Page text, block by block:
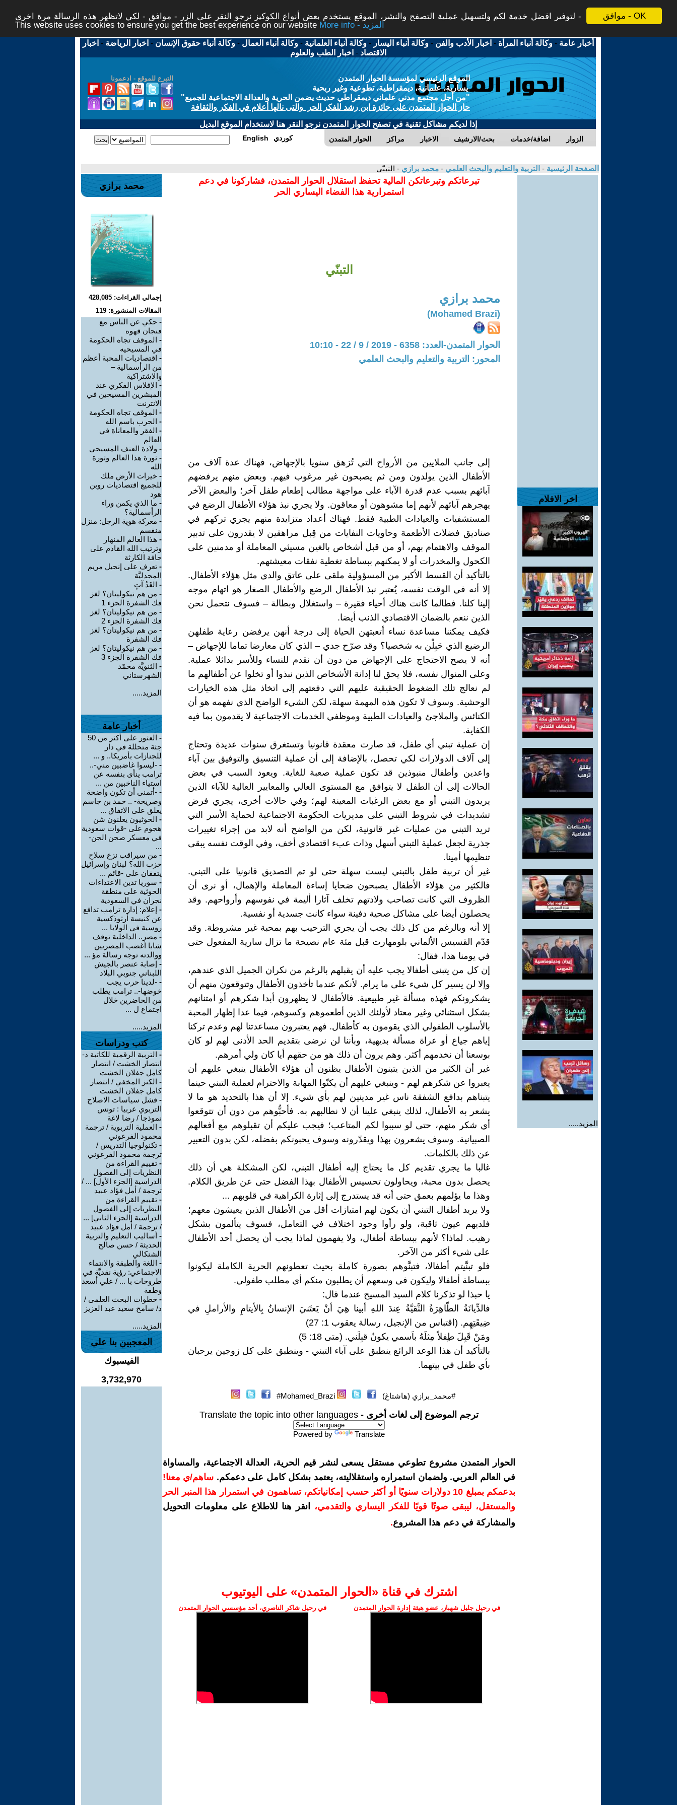
موافق - OK
لتوفير افضل خدمة لكم ولتسهيل عملية التصفح والنشر، الموقع يستخدم بعض أنواع الكوكيز نرجو النقر على الزر - موافق - لكي لاتظهر هذه الرسالة مرة اخرى -
This website uses cookies to ensure you get the best experience on our website
More info - المزيد
أخبار عامة -وكالة أنباء المرأة - اخبار الأدب والفن -وكالة أنباء اليسار -وكالة أنباء العلمانية -وكالة أنباء العمال -وكالة أنباء حقوق الإنسان - اخبار الرياضة - اخبار
الاقتصاد - اخبار الطب والعلوم
التبرع للموقع - ادعمونا
الموقع الرئيسي لمؤسسة الحوار المتمدن
يسارية، علمانية، ديمقراطية، تطوعية وغير ربحية
"من أجل مجتمع مدني علماني ديمقراطي حديث يضمن الحرية والعدالة الاجتماعية للجميع"
حاز الحوار المتمدن على جائزة ابن رشد للفكر الحر والتى نالها أعلام في الفكر والثقافة
إذا لديكم مشاكل تقنية في تصفح الحوار المتمدن نرجو النقر هنا لاستخدام الموقع البديل
الحوار المتمدن مراكز الاخبار بحث/الارشيف اضافة/خدمات الزوار English كوردي
الصفحة الرئيسية - التربية والتعليم والبحث العلمي - محمد برازي - التبنّي
اخر الافلام
المزيد.....
تبرعاتكم وتبرعاتكن المالية تحفظ استقلال الحوار المتمدن، فشاركونا في دعم
استمرارية هذا الفضاء اليساري الحر
التبنّي
محمد برازي
(Mohamed Brazi)
الحوار المتمدن-العدد: 6358 - 2019 / 9 / 22 - 10:10
المحور: التربية والتعليم والبحث العلمي
إلى جانب الملايين من الأرواح التي تُزهق سنويا بالإجهاض، فهناك عدة آلاف من
الأطفال الذين يولدون ومن ثم يصبحون غير مرغوب فيهم. وبعض منهم يرفضهم
آبائهم بسبب عدم قدرة الآباء على مواجهة مطالب إطعام طفل آخر؛ والبعض الآخر
يهجرهم آبائهم لأنهم إما مشوهون أو معاقون. ولا يجري نبذ هؤلاء الأطفال الرضع في
المستشفيات والعيادات الطبية فقط. فهناك أعداد متزايدة منهم يجري تركهم في
صناديق فضلات الأطعمة وحاويات النفايات من قِبل مراهقين لا يقدرون على تدبير
الموقف والاهتمام بهم، أو من قبل أشخاص بالغين مسيئي المعاملة أو مدمنين على
الكحول والمخدرات أو لا يمكنهم ببساطة تغطية نفقات معيشتهم.
بالتأكيد أن القسط الأكبر من المسؤولية ملقى على عاتق والدي مثل هؤلاء الأطفال.
إلا أنه في الوقت نفسه، يُعتبر نبذ الأطفال الرضع والأطفال الصغار هو اتهام موجه
إلينا كلنا. فطالما كانت هناك أحياء فقيرة – واستغلال وبطالة – فسوف نتحمل نحن
الذين ننعم بالضمان الاقتصادي الذنب أيضا.
فكيف يمكننا مساعدة نساء أتعبتهن الحياة إلى درجة أنهن يرفضن رعاية طفلهن
الرضيع الذي حَبِلْن به شخصيا؟ وقد صرّح جدي – الذي كان معارضا تماما للإجهاض –
أنه لا يصح الاحتجاج على الإجهاض من دون أن نقدم للنساء وللأسر بدائلا عملية.
وعلى المنوال نفسه، فلا يحق لنا إدانة الأشخاص الذين نبذوا أو تخلوا عن أطفالهم ما
لم نعالج تلك الضغوط الحقيقية عليهم التي دفعتهم إلى اتخاذ مثل هذه الخيارات
الوحشية. وسوف لا تكون هذه المهمة سهلة، لكن الشيء الواضح الذي نفهمه هو أن
الكنائس والملاجئ والعيادات الطبية وموظفي الخدمات الاجتماعية لا يقدمون بما فيه
الكفاية.
إن عملية تبني أي طفل، قد صارت معقدة قانونيا وتستغرق سنوات عديدة وتحتاج
إلى آلاف الدولارات لكي تحصل، بالإضافة إلى أن عملية التنسيق والتوفيق بين آباء
واعدين وأطفال منبوذين قد تكون عملية صعبة للغاية. ويعود السبب في بعض
الحالات إلى أن الطفل لا يتوافق مع المستوى العالي والمعايير العالية للآباء الذين
يريدون التبني أو مع بعض الرغبات المعينة لهم؛ وفي حالات أخرى، يجري فرض
تشديدات في شروط التبني على مديريات الحكومة الاجتماعية لحماية الأسر التي
تريد التبني من عمليات غير قانونية، لكن من الواضح أنه لابد من إجراء تغييرات
جذرية لجعل عملية التبني أسهل وذات عبء اقتصادي أخف، وفي الوقت نفسه يبقى
تنظيمها أمينا.
غير أن تربية طفل بالتبني ليست سهلة حتى لو تم التصديق قانونيا على التبني.
فالكثير من هؤلاء الأطفال يصبحون ضحايا إساءة المعاملة والإهمال، أو نرى أن
الظروف التي كانت تصاحب ولادتهم تخلف آثارا أليمة في نفوسهم وأرواحهم. وقد
يحصلون أيضا على مشاكل صحية دفينة سواء كانت جسدية أو نفسية.
إلا أنه وبالرغم من كل ذلك يجب أن يجري الترحيب بهم بمحبة غير مشروطة. وقد
قدّم القسيس الألماني بلومهارت قبل مئة عام نصيحة ما تزال سارية المفعول حتى
في يومنا هذا، فقال:
إن كل من يتبنى أطفالا يجب عليه أن يقبلهم بالرغم من نكران الجميل الذي عندهم،
وإلا لن يسير كل شيء على ما يرام. لأنكم عندما تأخذون الأطفال وتتوقعون منهم أن
يشكرونكم فهذه مسألة غير طبيعية. فالأطفال لا يظهرون أبدا شكرهم أو امتنانهم
بشكل استثنائي وغير معتاد لأولئك الذين أطعموهم وكسوهم، فيما عدا إظهار المحبة
بالأسلوب الطفولي الذي يقومون به كأطفال. فهم يعتبرون مساعدتنا لهم وعدم تركنا
إياهم جياع أو عراة مسألة بديهية، وبأننا لن نرضى بتقديم الحد الأدنى لهم لو كان
بوسعنا أن نخدمهم أكثر. وهم يرون أن ذلك هو من حقهم أيا كان ولي أمرهم.
غير أن الكثير من الذين يتبنون الأطفال يظنون أن هؤلاء الأطفال ينبغي عليهم أن
يعبروا عن شكرهم لهم - وينبغي عليهم أن يكنّوا المهابة والاحترام لعملية التبني حينما
يتبناهم بدافع الشفقة ناس غير مدينين لهم بأي شيء. إلا أن هذا بالتحديد هو ما لا
يشعر به الأطفال، لذلك ينبغي علينا أن لا نطالبهم به. فأحبُّوهم من دون أن تتوقعوا
أي شكر منهم، حتى لو سببوا لكم المتاعب؛ فيجب عليكم أن تقبلوهم مع أفعالهم
الصبيانية. وسوف يشعرون بهذا ويقدّرونه وسوف يحبونكم بفضله، لكن بدون التعبير
عن ذلك بالكلمات.
غالبا ما يجري تقديم كل ما يحتاج إليه أطفال التبني، لكن المشكلة هي أن ذلك
يحصل بدون محبة، ويحاولون تحسيس الأطفال بهذا الفضل حتى عن طريق الكلام.
وهذا ما يؤلمهم بعمق حتى أنه قد يستدرج إلى إثارة الكراهية في قلوبهم ...
ولا يريد أطفال التبني أن يكون لهم امتيازات أقل من الأطفال الذين يعيشون معهم؛
فلديهم عيون ثاقبة، ولو رأوا وجود اختلاف في التعامل، فسوف يتألمون بشكل
رهيب. لماذا؟ لأنهم ببساطة أطفال، ولا يفهمون لماذا يجب أن يحصل أحد الأطفال
على شيء أكثر من الآخر.
فلو تبنَّيتم أطفالا، فتبنَّوهم بصورة كاملة بحيث تعطونهم الحرية الكاملة ليكونوا
ببساطة أطفالا وليكون في وسعهم أن يطلبون منكم أي مطلب طفولي.
يا حبذا لو تذكرنا كلام السيد المسيح عندما قال:
فالدِّيانَةُ الطّاهِرَةُ النَّقيَّةُ عِندَ اللهِ أبينا هِيَ أنْ يَعتَنيَ الإنسانُ بِالأيتامِ والأراملِ في
ضِيقَتِهِم. (اقتباس من الإنجيل، رسالة يعقوب 1: 27)
ومَنْ قَبِلَ طِفلاً مِثلَهُ باَسمي يكونُ قبِلَني. (متى 18: 5)
بالتأكيد أن هذا الوعد الرائع ينطبق على آباء التبني - وينطبق على كل زوجين يرحبان
بأي طفل في بيتهما.
#محمد_برازي (هاشتاغ) Mohamed_Brazi#
ترجم الموضوع إلى لغات أخرى - Translate the topic into other languages
Powered by Translate
الحوار المتمدن مشروع تطوعي مستقل يسعى لنشر قيم الحرية، العدالة الاجتماعية، والمساواة
في العالم العربي. ولضمان استمراره واستقلاليته، يعتمد بشكل كامل على دعمكم. ساهم/ي معنا!
بدعمكم بمبلغ 10 دولارات سنويًا أو أكثر حسب إمكانياتكم، تساهمون في استمرار هذا المنبر الحر
والمستقل، ليبقى صوتًا قويًا للفكر اليساري والتقدمي،
انقر هنا للاطلاع على معلومات التحويل
والمشاركة في دعم هذا المشروع.
اشترك في قناة ‫«الحوار المتمدن» على اليوتيوب
في رحيل جليل شهباز، عضو هيئة إدارة الحوار المتمدن في رحيل شاكر الناصري، أحد مؤسسي الحوار المتمدن
محمد برازي
إجمالي القراءات: 428,085
المقالات المنشورة: 119
- حكي عن الناس مع
فنجان قهوه
- الموقف تجاه الحكومة
في المسيحيه
- اقتصاديات المحبة أعظم
من الرأسمالية –
والاشتراكية
- الإفلاس الفكري عند
المبشرين المسيحين في
الانترنت
- الموقف تجاه الحكومة
- الحرب باسم الله
- الفقر والمعاناة في
العالم
- ولادة العنف المسيحي
- ثورة هذا العالم وثورة
الله
- خيرات الأرض ملك
للجميع اقتصاديات روبن
هود
- ما الذي يكمن وراء
الرأسمالية؟
- معركة هوية الرجل: منزل
منقسم
- هذا العالم المنهار
وترتيب الله القادم على
حافة الكارثة
- تعرف على إنجيل مريم
المجدليَّة
- الغَدُ آتٍ
- من هم نيكوليتان؟ لغز
فك الشفرة الجزء 1
- من هم نيكوليتان؟ لغز
فك الشفرة الجزء 2
- من هم نيكوليتان؟ لغز
فك الشفرة
- من هم نيكوليتان؟ لغز
فك الشفرة الجزء 3
- الثنويَّة محمّد
الشهرستاني
المزيد.....
أخبار عامة
-
العثور على أكثر من 50
جثة متحللة في دار
للجنازات بأمريكا.. و ...
- -ليسوا غاضبين مني-..
ترامب ينأى بنفسه عن
استياء الناخبين من ...
- -أتمنى أن تكون واضحة
وصريحة- .. حمد بن جاسم
يعلق على الاتفاق ...
- الحوثيون يعلنون شن
هجوم على -قوات سعودية
في معسكر صحن الجن-
...
- من سيراقب نزع سلاح
حزب الله؟ لبنان وإسرائيل
يتفقان على -قائم ...
- سوريا تدين الاعتداءات
الحوثية على منطقة
نجران في السعودية
- إعلام: إدارة ترامب تدافع
عن كنيسة أرثوذكسية
روسية في الولايا ...
- مصر.. الداخلية توقف
شابا أغضب المصريين
ووالدته توجه رسالة مؤ ...
- إصابة عنصر بالجيش
اللبناني جنوبي البلاد
- -لدينا حرب يجب
خوضها-.. ترامب يطلب
من الحاضرين خلال
اجتماع ل ...
المزيد.....
كتب ودراسات
- التربية الرقمية للكاتبة د-
انتصار الخشت / انتصار
كامل جفلان الخشت
- الكنز المخفي / انتصار
كامل جفلان الخشت
- فشل سياسات الاصلاح
التربوي عربيا : تونس
نموذجا / رضا لاغة
- العملية التربوية / ترجمة
محمود الفرعوني
- تكنولوجيا التدريس /
ترجمة محمود الفرعوني
- تقييم القراءة من
النظريات إلى الفصول
الدراسية [الجزء الأول] ... /
ترجمة / أمل فؤاد عبيد
- تقييم القراءة من
النظريات إلى الفصول
الدراسية [الجزء الثاني] ...
/ ترجمة / أمل فؤاد عبيد
- أساليب التعليم والتربية
الحديثة / حسن صالح
الشنكالي
- اللغة والطبقة والانتماء
الاجتماعي: رؤية نقديَّة في
طروحات با ... / علي أسعد
وطفة
- خطوات البحث العلمى /
د/ سامح سعيد عبد العزيز
المزيد.....
المعجبين بنا على
الفيسبوك
3,732,970